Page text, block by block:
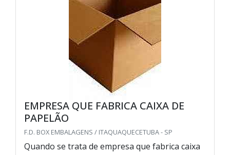
EMPRESA QUE FABRICA CAIXA DE
PAPELÃO
F.D. BOX EMBALAGENS / ITAQUAQUECETUBA - SP
Quando se trata de empresa que fabrica caixa